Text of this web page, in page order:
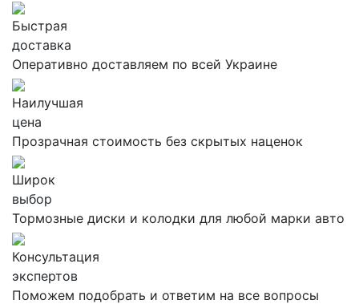
Быстрая
доставка
Оперативно доставляем по всей Украине
Наилучшая
цена
Прозрачная стоимость без скрытых наценок
Широк
выбор
Тормозные диски и колодки для любой марки авто
Консультация
экспертов
Поможем подобрать и ответим на все вопросы